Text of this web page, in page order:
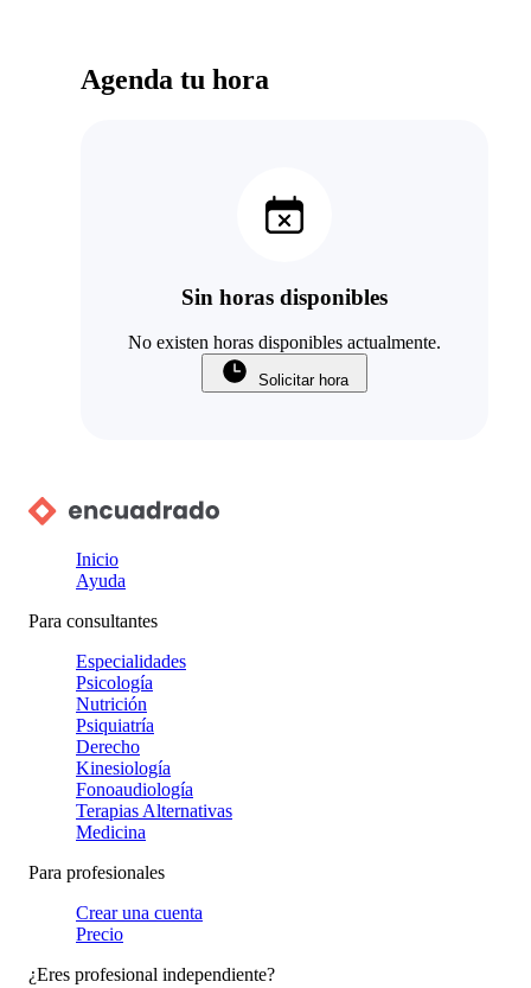
Agenda tu hora
Sin horas disponibles
No existen horas disponibles actualmente.
Solicitar hora
Inicio
Ayuda
Para consultantes
Especialidades
Psicología
Nutrición
Psiquiatría
Derecho
Kinesiología
Fonoaudiología
Terapias Alternativas
Medicina
Para profesionales
Crear una cuenta
Precio
¿Eres profesional independiente?